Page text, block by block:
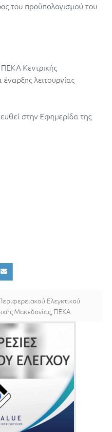
του προϋπολογισμού του
ΠΕΚΑ Κεντρικής
λειτουργίας
στην Εφημερίδα της
Ελεγκτικού
Μακεδονίας ΠΕΚΑ